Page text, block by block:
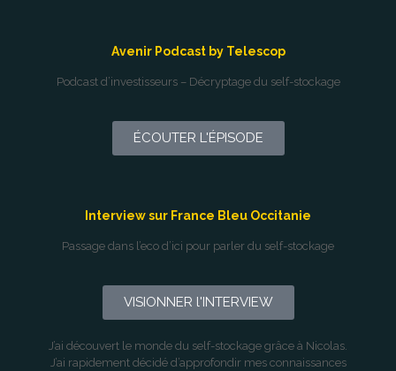
Avenir Podcast by Telescop
Podcast d’investisseurs – Décryptage du self-stockage
ÉCOUTER L'ÉPISODE
Interview sur France Bleu Occitanie
Passage dans l’eco d’ici pour parler du self-stockage
VISIONNER l'INTERVIEW
J’ai découvert le monde du self-stockage grâce à Nicolas.
J’ai rapidement décidé d’approfondir mes connaissances